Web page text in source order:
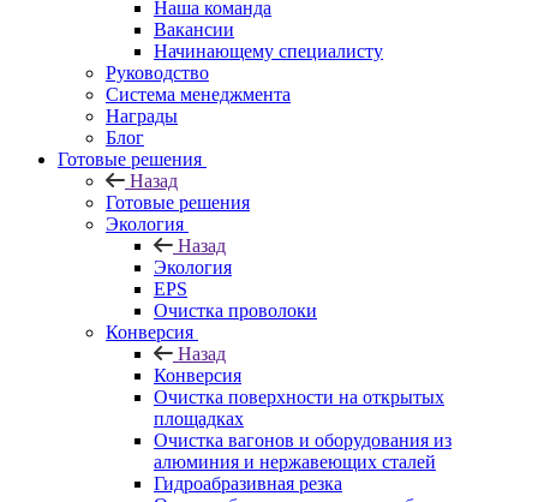
Наша команда
Вакансии
Начинающему специалисту
Руководство
Система менеджмента
Награды
Блог
Готовые решения
Назад
Готовые решения
Экология
Назад
Экология
EPS
Очистка проволоки
Конверсия
Назад
Конверсия
Очистка поверхности на открытых
площадках
Очистка вагонов и оборудования из
алюминия и нержавеющих сталей
Гидроабразивная резка